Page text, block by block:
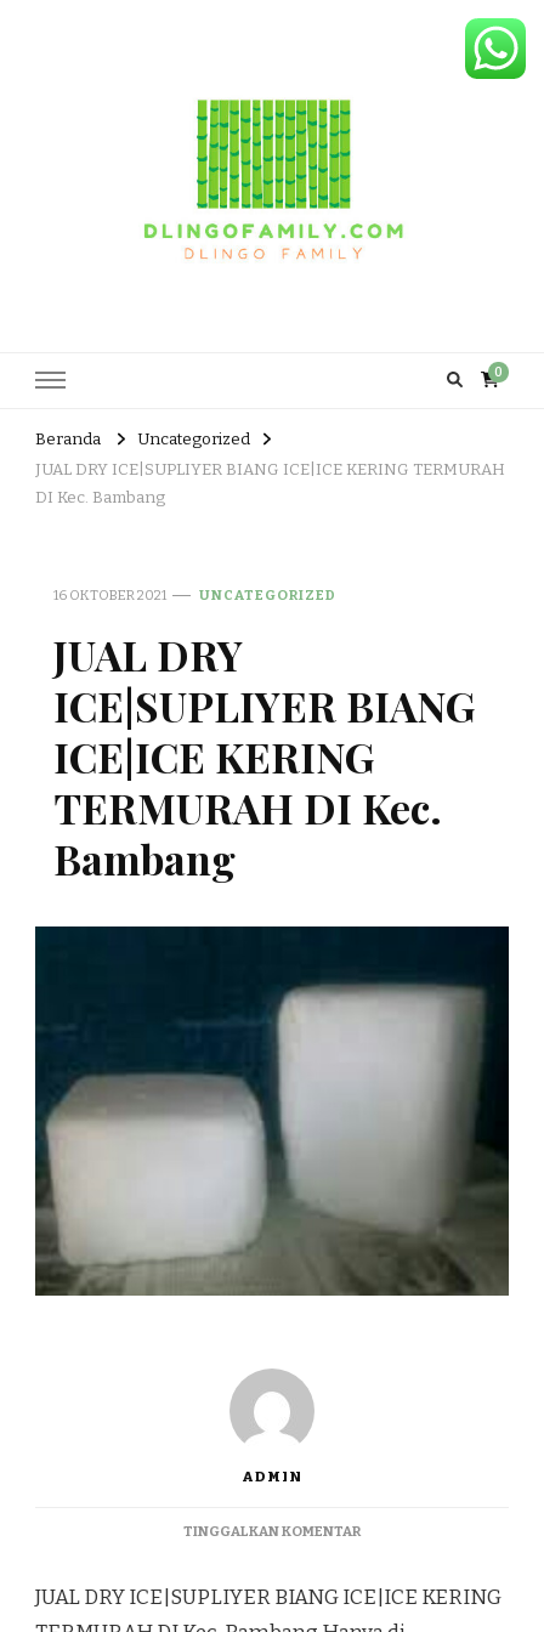
0
Beranda
Uncategorized
JUAL DRY ICE|SUPLIYER BIANG ICE|ICE KERING TERMURAH
DI Kec. Bambang
16 OKTOBER 2021 UNCATEGORIZED
JUAL DRY
ICE|SUPLIYER BIANG
ICE|ICE KERING
TERMURAH DI Kec.
Bambang
ADMIN
TINGGALKAN KOMENTARPADA
ICE|SUPLIYER
BIANG
JUAL DRY ICE|SUPLIYER BIANG ICE|ICE KERING